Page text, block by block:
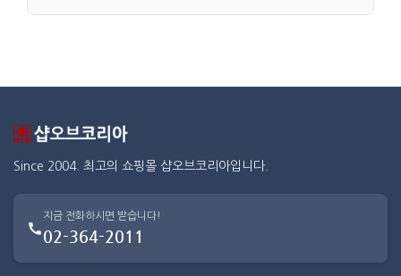
Since 2004. 최고의 쇼핑몰 샵오브코리아입니다.
지금 전화하시면 받습니다!
02-364-2011